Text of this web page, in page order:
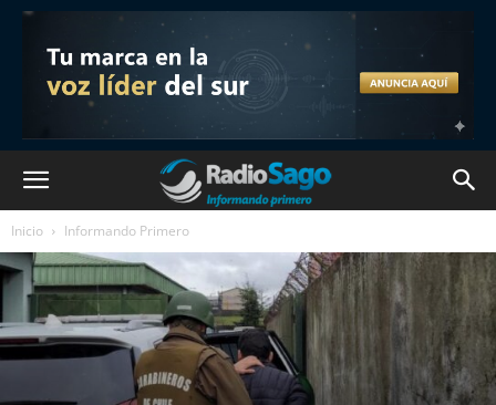
Inicio Informando Primero